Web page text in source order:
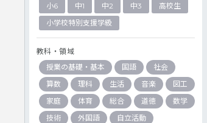
小6
中1 中2 中3
高校生
小学校特別支援学級
教科・領域
授業の基礎・基本
国語
社会
算数
理科 生活 音楽
図工
家庭
体育 総合 道徳
数学
技術
外国語 自立活動